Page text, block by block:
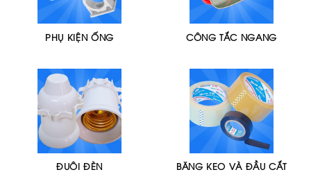
PHỤ KIỆN ỐNG CÔNG TẮC NGANG
ĐUÔI ĐÈN BĂNG KEO VÀ ĐẦU CẮT